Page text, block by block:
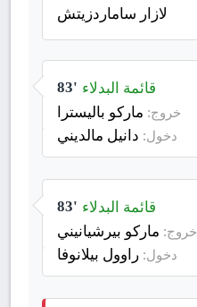
لازار ساماردزيتش
83' قائمة البدلاء
خروج: ماركو باليسترا
دخول: دانيل مالديني
83' قائمة البدلاء
خروج: ماركو بيرشيانيني
دخول: راوول بيلانوفا